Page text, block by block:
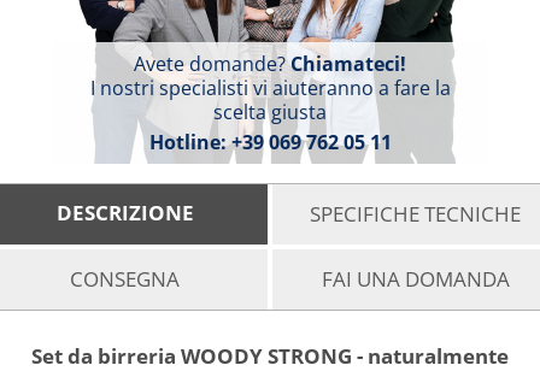
Avete domande?Chiamateci!
I nostri specialisti vi aiuteranno a fare la
scelta giusta
Hotline:+39 069 762 05 11
DESCRIZIONE SPECIFICHE TECNICHE
CONSEGNA FAI UNA DOMANDA
Set da birreria WOODY STRONG - naturalmente